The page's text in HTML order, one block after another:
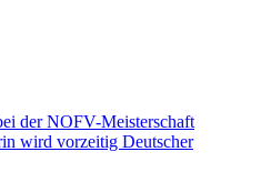
der NOFV-Meisterschaft
wird vorzeitig Deutscher